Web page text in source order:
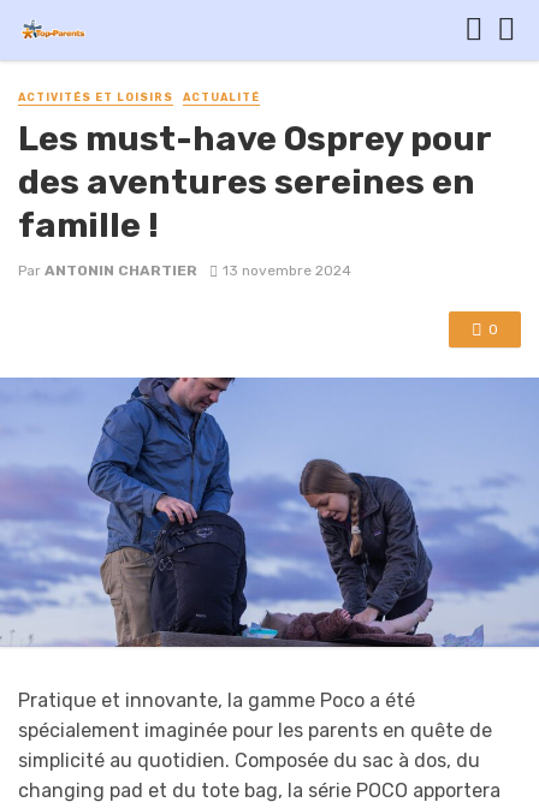
ACTIVITÉS ET LOISIRS ACTUALITÉ
Les must-have Osprey pour
des aventures sereines en
famille !
Par ANTONIN CHARTIER 13 novembre 2024
0
Pratique et innovante, la gamme Poco a été
spécialement imaginée pour les parents en quête de
simplicité au quotidien. Composée du sac à dos, du
changing pad et du tote bag, la série POCO apportera